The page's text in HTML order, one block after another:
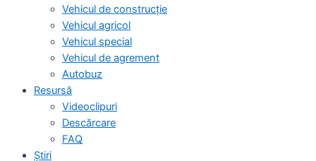
Vehicul de construcție
Vehicul agricol
Vehicul special
Vehicul de agrement
Autobuz
Resursă
Videoclipuri
Descărcare
FAQ
Ştiri